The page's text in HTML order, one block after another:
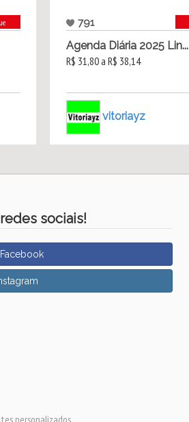
791
Agenda Diária 2025 Lin...
R$ 31,80 a R$ 38,14
vitoriayz
sociais!